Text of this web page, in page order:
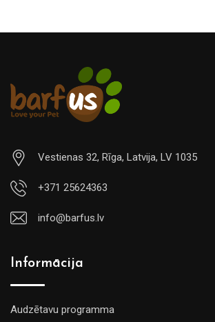
Vestienas 32, Rīga, Latvija, LV 1035
+371 25624363
info@barfus.lv
Informācija
Audzētavu programma